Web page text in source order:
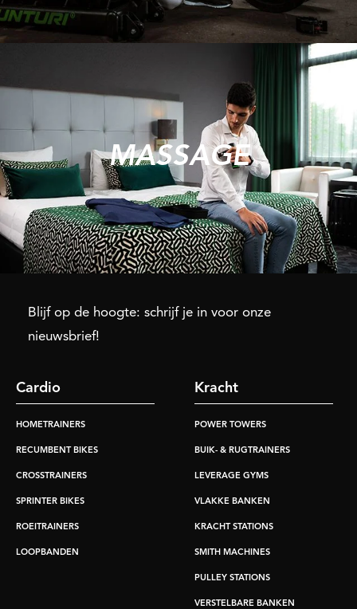
MASSAGE
Blijf op de hoogte: schrijf je in voor onze
nieuwsbrief!
Cardio
HOMETRAINERS
RECUMBENT BIKES
CROSSTRAINERS
SPRINTER BIKES
ROEITRAINERS
LOOPBANDEN
Kracht
POWER TOWERS
BUIK- & RUGTRAINERS
LEVERAGE GYMS
VLAKKE BANKEN
KRACHT STATIONS
SMITH MACHINES
PULLEY STATIONS
VERSTELBARE BANKEN